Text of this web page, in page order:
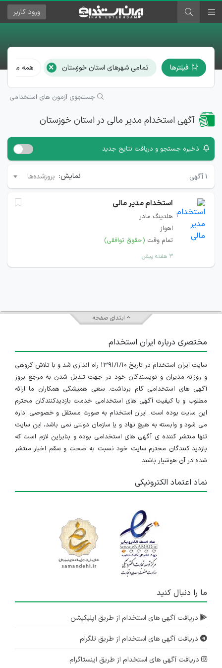
ورود کاربر
فیلترها تمامی شهرهای استان خوزستان × همه مشاغل
جستجوی آزمون های استخدامی
آگهی استخدام مدیر مالی در استان خوزستان
ذخیره جستجو و دریافت نتایج جدید
۱ آگهی نمایش: بروزشده‌ها
استخدام مدیر مالی
هلدینگ مادر
اهواز
تمام وقت (حقوق توافقی)
۳ هفته پیش
ابتدای صفحه
مختصری درباره ایران استخدام
سایت ایران استخدام در تاریخ ۱۳۹۱/۱/۱۰ راه اندازی شد و با تلاش گروهی
و روزانه مدیران و نویسندگان خود در جهت تبدیل شدن به مرجع بروز
آگهی های استخدامی گام برداشت. سعی همیشگی همکاران ما ارائه
مطلوب و با کیفیت آگهی های استخدامی خدمت بازدیدکنندگان محترم
این سایت بوده است. ایران استخدام به صورت مستقل و خصوصی اداره
می شود و وابسته به هیچ نهاد و یا سازمان دولتی نمی باشد، این سایت
تنها منتشر کننده ی آگهی های استخدامی بوده و بنابراین لازم است که
بازدید کنندگان محترم سایت خود نسبت به صحت و سقم اخبار منتشر
شده در آن هوشیار باشند.
نماد اعتماد الکترونیکی
ما را دنبال کنید
دریافت آگهی های استخدام از طریق اپلیکیشن
دریافت آگهی های استخدام از طریق تلگرام
دریافت آگهی های استخدام از طریق اینستاگرام